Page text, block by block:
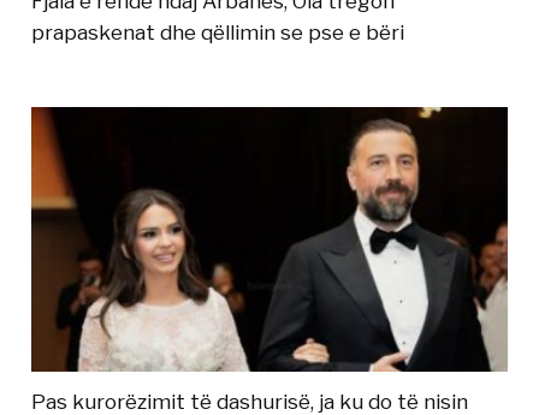
prapaskenat dhe qëllimin se pse e bëri
Pas kurorëzimit të dashurisë, ja ku do të nisin